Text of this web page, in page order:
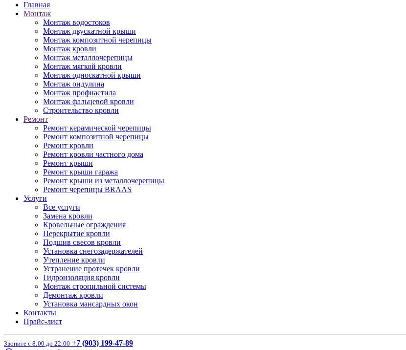
Главная
Монтаж
Монтаж водостоков
Монтаж двускатной крыши
Монтаж композитной черепицы
Монтаж кровли
Монтаж металлочерепицы
Монтаж мягкой кровли
Монтаж односкатной крыши
Монтаж ондулина
Монтаж профнастила
Монтаж фальцевой кровли
Строительство кровли
Ремонт
Ремонт керамической черепицы
Ремонт композитной черепицы
Ремонт кровли
Ремонт кровли частного дома
Ремонт крыши
Ремонт крыши гаража
Ремонт крыши из металлочерепицы
Ремонт черепицы BRAAS
Услуги
Все услуги
Замена кровли
Кровельные ограждения
Перекрытие кровли
Подшив свесов кровли
Установка снегозадержателей
Утепление кровли
Устранение протечек кровли
Гидроизоляция кровли
Монтаж стропильной системы
Демонтаж кровли
Установка мансардных окон
Контакты
Прайс-лист
Звоните с 8:00 до 22:00 +7 (903) 199-47-89